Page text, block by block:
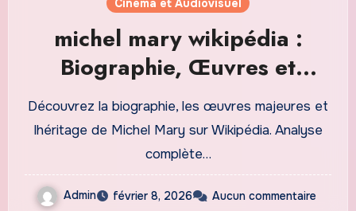
Cinéma et Audiovisuel
michel mary wikipédia :
Biographie, Œuvres et
Héritage
Cinématographique du
Réalisateur Français
Découvrez la biographie, les œuvres majeures et
lhéritage de Michel Mary sur Wikipédia. Analyse
complète…
Admin février 8, 2026 Aucun commentaire